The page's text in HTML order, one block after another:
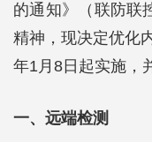
的通知》（联防联
精神，现决定优化
年1月8日起实施，
一、远端检测